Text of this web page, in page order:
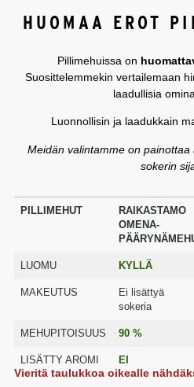
HUOMAA EROT
Pillimehuissa on
Suosittelemmekin vertailemaan
laadullisia
Luonnollisin ja laadukkain
Meidän valintamme on
sokerin
PILLIMEHUT
RAIKASTAMO
OMENA-
LUOMU KYLLÄ
MAKEUTUS
Ei lisättyä
sokeria
MEHUPITOISUUS 90 %
LISÄTTY AROMI EI
Vieritä taulukkoa oikealle